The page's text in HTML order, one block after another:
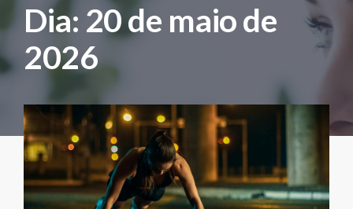
Dia: 20 de maio de
2026